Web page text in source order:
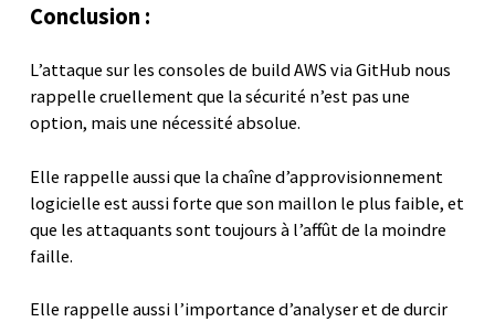
Conclusion :
L’attaque sur les consoles de build AWS via GitHub nous
rappelle cruellement que la sécurité n’est pas une
option, mais une nécessité absolue.
Elle rappelle aussi que la chaîne d’approvisionnement
logicielle est aussi forte que son maillon le plus faible, et
que les attaquants sont toujours à l’affût de la moindre
faille.
Elle rappelle aussi l’importance d’analyser et de durcir